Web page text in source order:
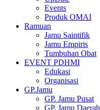
Events
Produk OMAI
Ramuan
Jamu Saintifik
Jamu Empiris
Tumbuhan Obat
EVENT PDHMI
Edukasi
Organisasi
GP.Jamu
GP. Jamu Pusat
GP. Jamu Daerah